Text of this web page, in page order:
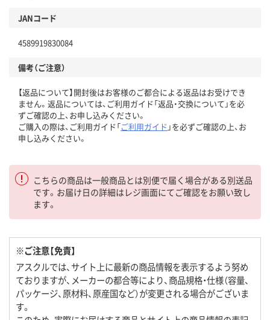
JANコード
4589919830084
備考（ご注意）
【返品について】開封後はお客様のご都合による返品はお受けでき
ません。返品については、ご利用ガイド「返品・交換について」を必
ずご確認の上、お申し込みください。
ご購入の際は、ご利用ガイド「ご利用ガイド 」を必ずご確認の上、お
申し込みください。
こちらの商品は一般商品とは別便で届く場合がある別送品
です。お届け日の詳細はレジ画面にてご確認をお願い致し
ます。
※ご注意【免責】
アスクルでは、サイト上に最新の商品情報を表示するよう努め
ておりますが、メーカーの都合等により、商品規格・仕様（容量、
パッケージ、原材料、原産国など）が変更される場合がございま
す。